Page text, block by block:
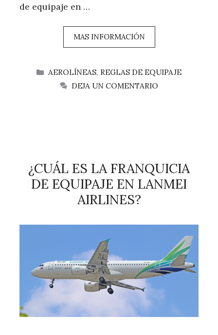
de equipaje en …
MAS INFORMACIÓN
CATEGORÍAS
AEROLÍNEAS, REGLAS DE EQUIPAJE
DEJA UN COMENTARIO
¿CUÁL ES LA FRANQUICIA
DE EQUIPAJE EN LANMEI
AIRLINES?